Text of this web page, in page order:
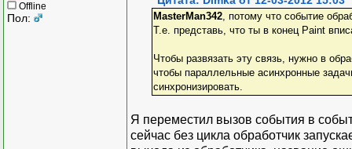
Offline
Пол:
MasterMan342, потому что событие
Т.е. представь, что ты в конец Paint
Чтобы развязать эту связь, нужно в
чтобы параллельные асинхронные
синхронизировать.
Я переместил вызов события в
сейчас без цикла обработчик